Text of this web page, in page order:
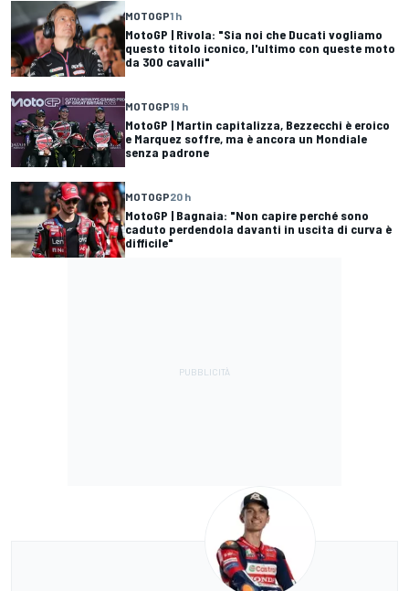
MOTOGP1 h
MotoGP | Rivola: "Sia noi che Ducati vogliamo
questo titolo iconico, l'ultimo con queste moto
da 300 cavalli"
MOTOGP19 h
MotoGP | Martin capitalizza, Bezzecchi è eroico
e Marquez soffre, ma è ancora un Mondiale
senza padrone
MOTOGP20 h
MotoGP | Bagnaia: "Non capire perché sono
caduto perdendola davanti in uscita di curva è
difficile"